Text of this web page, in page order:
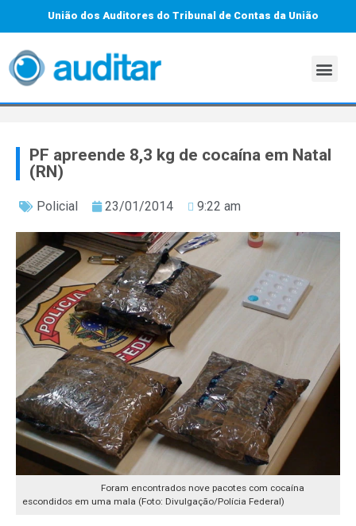
União dos Auditores do Tribunal de Contas da União
PF apreende 8,3 kg de cocaína em Natal
(RN)
Policial 23/01/2014 9:22 am
Foram encontrados nove pacotes com cocaína
escondidos em uma mala (Foto: Divulgação/Polícia Federal)